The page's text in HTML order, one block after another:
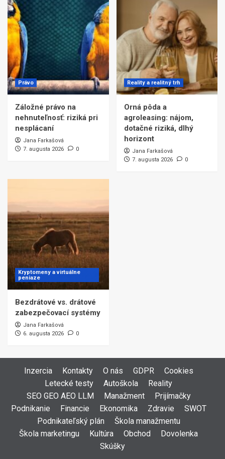
Právo
Záložné právo na
nehnuteľnosť: riziká pri
nesplácaní
Jana Farkašová
7. augusta 2026
0
Reality a realitný trh
Orná pôda a
agroleasing: nájom,
dotačné riziká, dlhý
horizont
Jana Farkašová
7. augusta 2026
0
Kryptomeny a virtuálne
peniaze
Bezdrátové vs. drátové
zabezpečovací systémy
Jana Farkašová
6. augusta 2026
0
Inzercia Kontakty O nás GDPR
Cookies
Letecké testy
Autoškola
Reality
SEO GEO AEO LLM
Manažment
Prijímačky
Podnikanie
Financie Ekonomika Zdravie
SWOT
Podnikateľský plán
Škola manažmentu
Škola marketingu
Kultúra Obchod
Dovolenka
Skúšky